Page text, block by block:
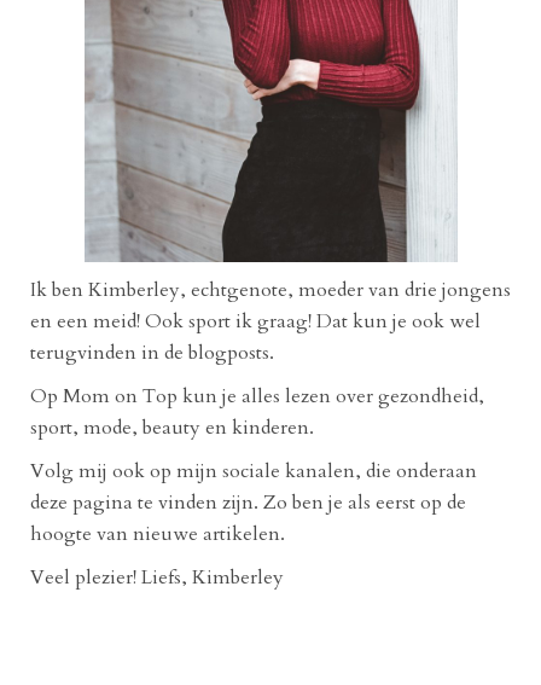
Ik ben Kimberley, echtgenote, moeder van drie jongens
en een meid! Ook sport ik graag! Dat kun je ook wel
terugvinden in de blogposts.
Op Mom on Top kun je alles lezen over gezondheid,
sport, mode, beauty en kinderen.
Volg mij ook op mijn sociale kanalen, die onderaan
deze pagina te vinden zijn. Zo ben je als eerst op de
hoogte van nieuwe artikelen.
Veel plezier! Liefs, Kimberley